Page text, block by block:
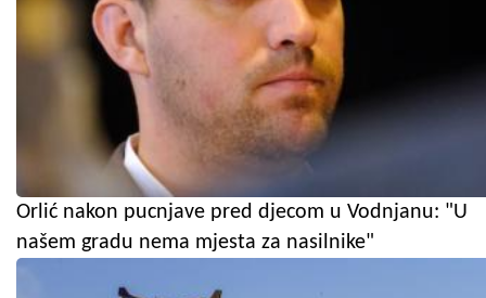
Orlić nakon pucnjave pred djecom u Vodnjanu: "U
našem gradu nema mjesta za nasilnike"